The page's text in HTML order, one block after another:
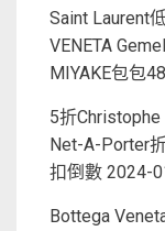
Saint Laurent
VENETA
MIYAKE包包
5折
Net-A-Porter
扣倒數 2024-
Bottega